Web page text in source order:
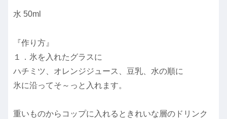
水 50ml
『作り方』
１．氷を入れたグラスに
ハチミツ、オレンジジュース、豆乳、水の順に
氷に沿ってそ～っと入れます。
重いものからコップに入れるときれいな層のドリンク